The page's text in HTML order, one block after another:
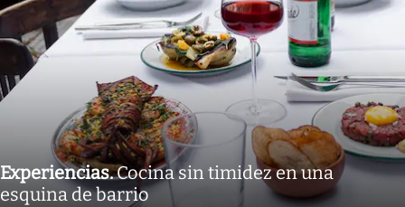
Experiencias.Cocina sin timidez en una
esquina de barrio